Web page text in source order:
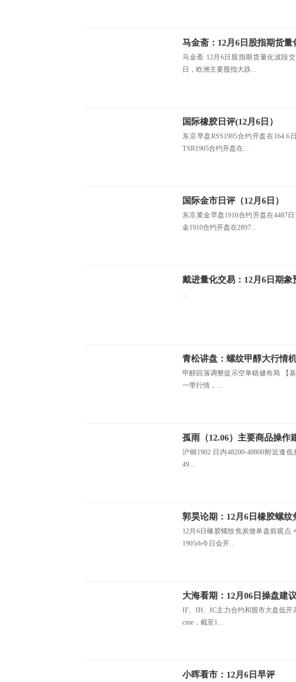
马金斋 12月6日股指期货量化波段
日，欧洲主要股指大跌...
国际橡胶日评(12月6日）
东京早盘RSS1905合约开盘在164.6
TSR1905合约开盘在...
国际金市日评（12月6日）
东京黄金早盘1910合约开盘在4487
金1910合约开盘在2897...
戴进量化交易：12月6日期象
...
青松讲盘：螺纹甲醇大行情
甲醇回落调整提示空单稳健布局 【
一带行情，...
孤雨（12.06）主要商品操作
沪铜1902 日内48200-48800附近逢
49...
郭昊论期：12月6日橡胶螺
12月6日橡胶螺纹焦炭做单盘前观点
1905rb今日会开...
大海看期：12月06日操盘建议
IF、IH、IC主力合约和股市大盘低
cme，截至1...
小晖看市：12月6日早评